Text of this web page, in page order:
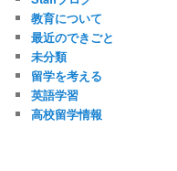
教育について
最近のできごと
未分類
留学を考える
英語学習
高校留学情報